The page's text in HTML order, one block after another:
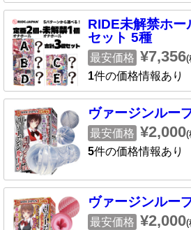
RIDE未解禁ホー
セット 5種
最安価格 ¥7,356(
1件の価格情報あり
ヴァージンルー
最安価格 ¥2,000(
5件の価格情報あり
ヴァージンルー
最安価格 ¥2,000(